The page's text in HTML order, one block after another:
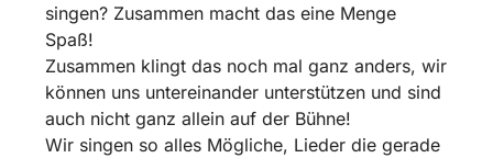
singen? Zusammen macht das eine Menge
Spaß!
Zusammen klingt das noch mal ganz anders, wir
können uns untereinander unterstützen und sind
auch nicht ganz allein auf der Bühne!
Wir singen so alles Mögliche, Lieder die gerade